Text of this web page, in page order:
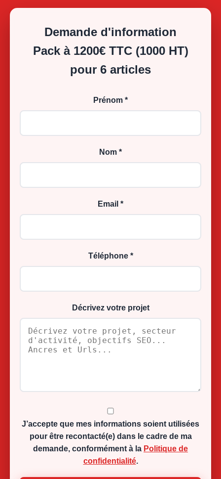
Demande d'information
Pack à 1200€ TTC (1000 HT)
pour 6 articles
Prénom *
Nom *
Email *
Téléphone *
Décrivez votre projet
J’accepte que mes informations soient utilisées
pour être recontacté(e) dans le cadre de ma
demande, conformément à la Politique de
confidentialité.